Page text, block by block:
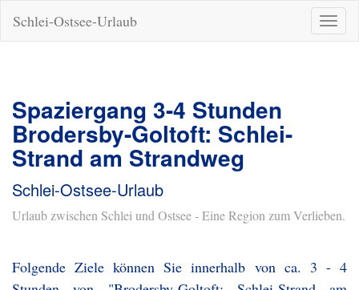
ein-/
Schlei-Ostsee-Urlaub
Spaziergang 3-4 Stunden
Brodersby-Goltoft: Schlei-
Strand am Strandweg
Schlei-Ostsee-Urlaub
Urlaub zwischen Schlei und Ostsee - Eine Region zum Verlieben.
Folgende Ziele können Sie innerhalb von ca. 3 - 4